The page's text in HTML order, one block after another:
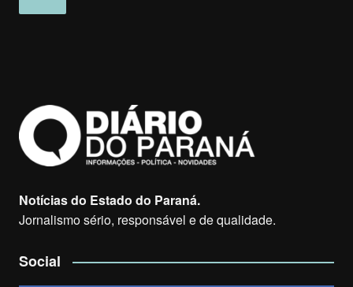
Notícias do Estado do Paraná.
Jornalismo sério, responsável e de qualidade.
Social